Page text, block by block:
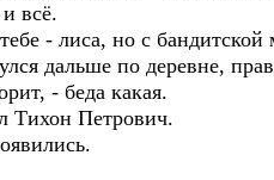
всё.
- лиса, но с бандитской
дальше по деревне,
- беда какая.
Петрович.